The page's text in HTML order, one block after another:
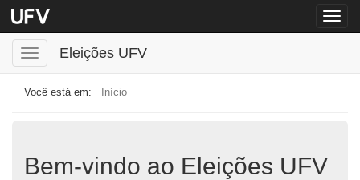
Menu
Toggle
navigation
Eleições UFV
Início
Bem-vindo ao Eleições UFV